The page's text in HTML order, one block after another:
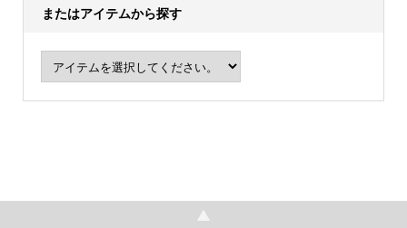
またはアイテムから探す